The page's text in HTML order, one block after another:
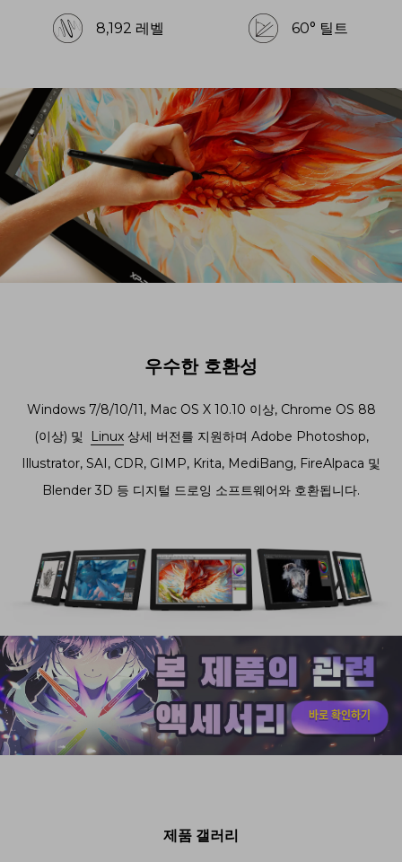
8,192 레벨 60° 틸트
우수한 호환성
Windows 7/8/10/11, Mac OS X 10.10 이상, Chrome OS 88
(이상) 및
Linux상세 버전를 지원하며 Adobe Photoshop,
Illustrator, SAI, CDR, GIMP, Krita, MediBang, FireAlpaca 및
Blender 3D 등 디지털 드로잉 소프트웨어와 호환됩니다.
바로 확인하기
제품 갤러리